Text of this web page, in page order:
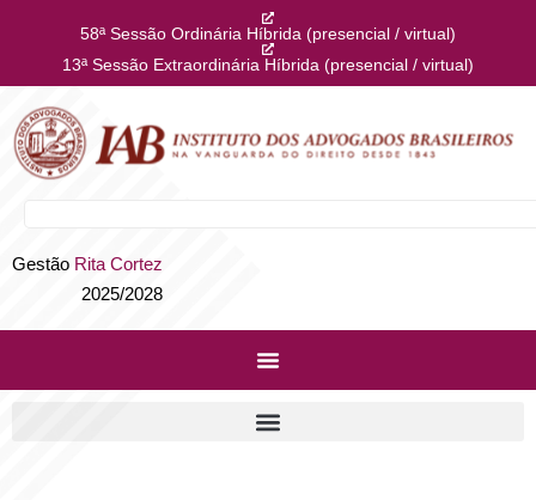
58ª Sessão Ordinária Híbrida (presencial / virtual)
13ª Sessão Extraordinária Híbrida (presencial / virtual)
Gestão Rita Cortez
2025/2028